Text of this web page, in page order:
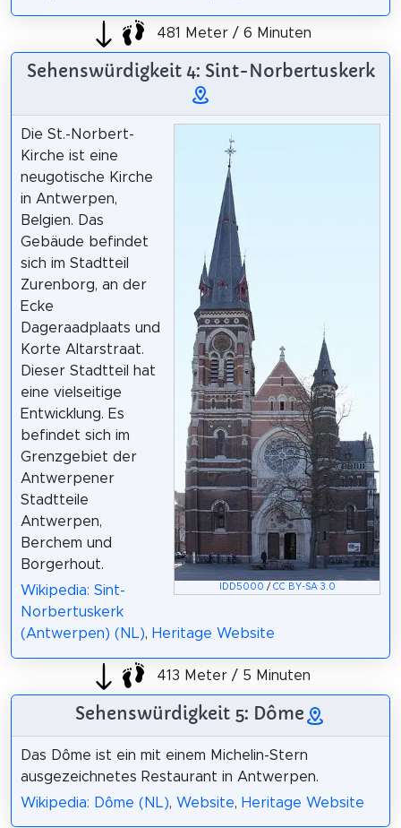
481 Meter / 6 Minuten
Sehenswürdigkeit 4: Sint-Norbertuskerk
IDD5000 / CC BY-SA 3.0
Die St.-Norbert-
Kirche ist eine
neugotische Kirche
in Antwerpen,
Belgien. Das
Gebäude befindet
sich im Stadtteil
Zurenborg, an der
Ecke
Dageraadplaats und
Korte Altarstraat.
Dieser Stadtteil hat
eine vielseitige
Entwicklung. Es
befindet sich im
Grenzgebiet der
Antwerpener
Stadtteile
Antwerpen,
Berchem und
Borgerhout.
Wikipedia: Sint-
Norbertuskerk
(Antwerpen) (NL), Heritage Website
413 Meter / 5 Minuten
Sehenswürdigkeit 5: Dôme
Das Dôme ist ein mit einem Michelin-Stern
ausgezeichnetes Restaurant in Antwerpen.
Wikipedia: Dôme (NL), Website, Heritage Website